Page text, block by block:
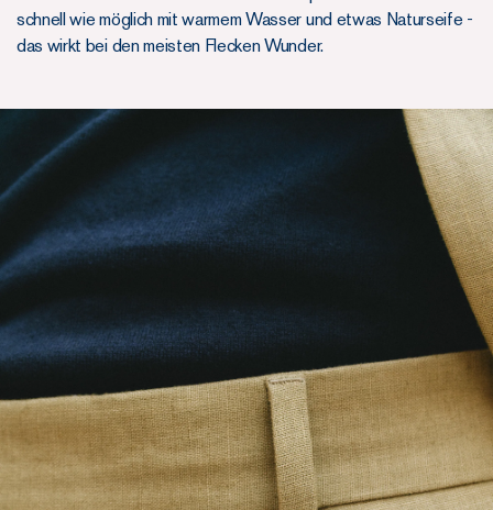
schnell wie möglich mit warmem Wasser und etwas Naturseife -
das wirkt bei den meisten Flecken Wunder.